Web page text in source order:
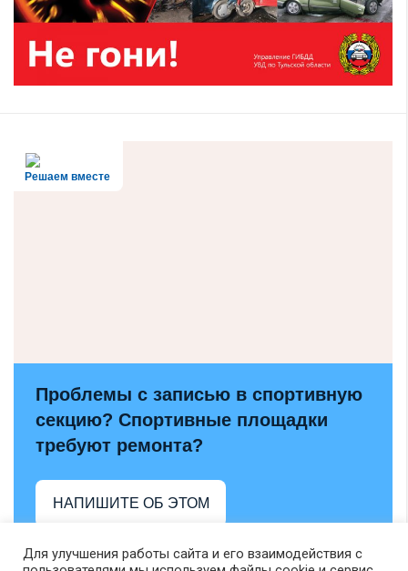
Решаем вместе
Проблемы с записью в спортивную
секцию? Спортивные площадки
требуют ремонта?
НАПИШИТЕ ОБ ЭТОМ
Для улучшения работы сайта и его взаимодействия с